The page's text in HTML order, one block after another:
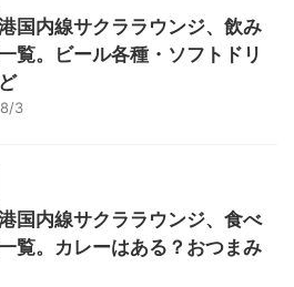
国内線サクララウンジ、飲み
覧。ビール各種・ソフトドリ
3
国内線サクララウンジ、食べ
覧。カレーはある？おつまみ